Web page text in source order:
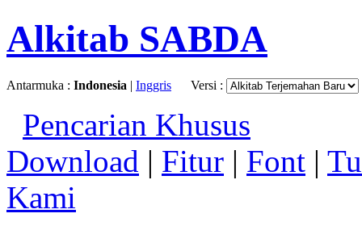
Alkitab SABDA
Antarmuka : Indonesia | Inggris Versi :
Pencarian Khusus
Download | Fitur | Font |
Kami